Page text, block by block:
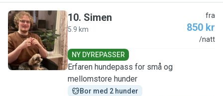
S
10. Simen
5.9 km
fra
850 kr
/natt
NY DYREPASSER
Erfaren hundepass for små og
mellomstore hunder
Bor med 2 hunder